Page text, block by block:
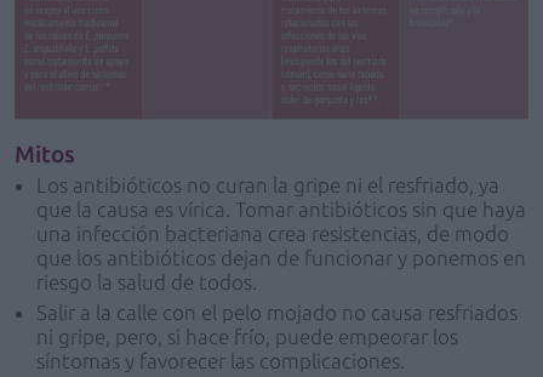
Mitos
Los antibióticos no curan la gripe ni el resfriado, ya
que la causa es vírica. Tomar antibióticos sin que haya
una infección bacteriana crea resistencias, de modo
que los antibióticos dejan de funcionar y ponemos en
riesgo la salud de todos.
Salir a la calle con el pelo mojado no causa resfriados
ni gripe, pero, si hace frío, puede empeorar los
síntomas y favorecer las complicaciones.